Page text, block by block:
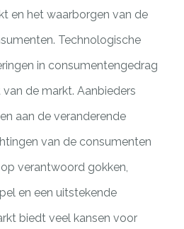
en het waarborgen van de
Technologische
in consumentengedrag
de markt. Aanbieders
aan de veranderende
van de consumenten
verantwoord gokken,
en een uitstekende
biedt veel kansen voor